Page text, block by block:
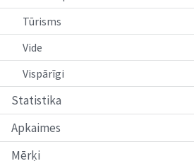
Tūrisms
Vide
Vispārīgi
Statistika
Apkaimes
Mērķi